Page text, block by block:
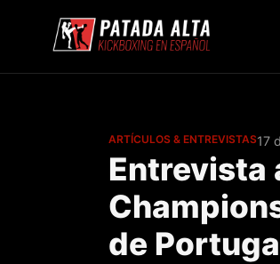
ARTÍCULOS & ENTREVISTAS17
Entrevista
de